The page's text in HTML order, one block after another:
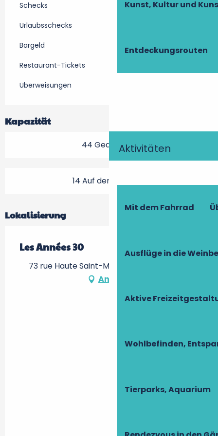
Kunst, Kultur und
Entdeckungsrouten
Aktivitäten
Mit dem Fahrrad
Ausflüge in die
Aktive
Wohlbefinden,
Tierparks, Aquarium
Schecks
Urlaubsschecks
Bargeld
Restaurant-Tickets
Überweisungen
Kapazität
44 Gedeck(e)
14 Auf der Terrasse
Lokalisierung
Les Années 30
73 rue Haute Saint-Maurice, 37500 Chinon
Anfahrt